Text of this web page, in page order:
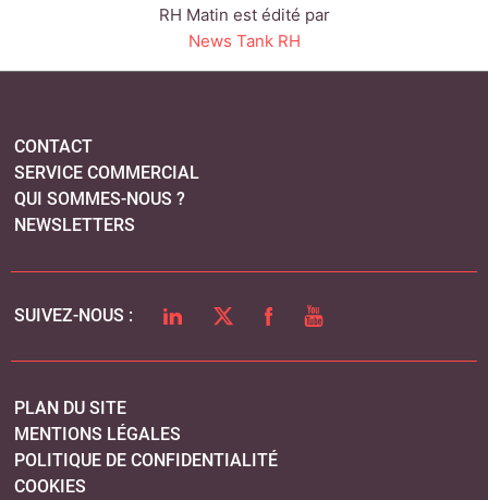
LINKEDINTWITTERFACEBOOK
MENTIONS LÉGALES
POLITIQUE DE CONFIDENTIALITÉ
COOKIES